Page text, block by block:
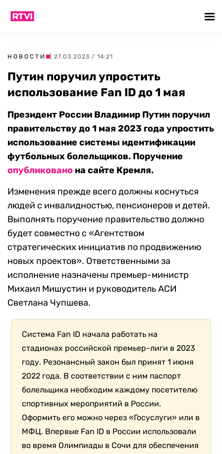
НОВОСТИ | 27.03.2023 / 14:21
Путин поручил упростить
использование Fan ID до 1 мая
Президент России Владимир Путин поручил
правительству до 1 мая 2023 года упростить
использование системы идентификации
футбольных болельщиков. Поручение
опубликовано на сайте Кремля.
Изменения прежде всего должны коснуться
людей с инвалидностью, пенсионеров и детей.
Выполнять поручение правительство должно
будет совместно с «Агентством
стратегических инициатив по продвижению
новых проектов». Ответственными за
исполнение назначены премьер-министр
Михаил Мишустин и руководитель АСИ
Светлана Чупшева.
Система Fan ID начала работать на
стадионах российской премьер-лиги в 2023
году. Резонансный закон был принят 1 июня
2022 года. В соответствии с ним паспорт
болельщика необходим каждому посетителю
спортивных мероприятий в России.
Оформить его можно через «Госуслуги» или в
МФЦ. Впервые Fan ID в России использовали
во время Олимпиады в Сочи для обеспечения